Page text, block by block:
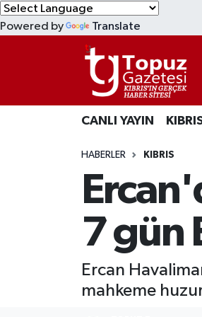
Powered by Translate
CANLI YAYIN
HABERLER KIBRIS
7 gün
Ercan
mahkeme
EKONOMİ
MAGAZİN
TEKNOLOJİ
Lefkoşa Nöbetçi Eczaneler
Lefkoşa Hava Durumu
Lefkoşa Trafik Yoğunluk
Süper Lig Puan Durumu ve
Tüm Manşetler
Son Dakika Haberleri
Haber Arşivi